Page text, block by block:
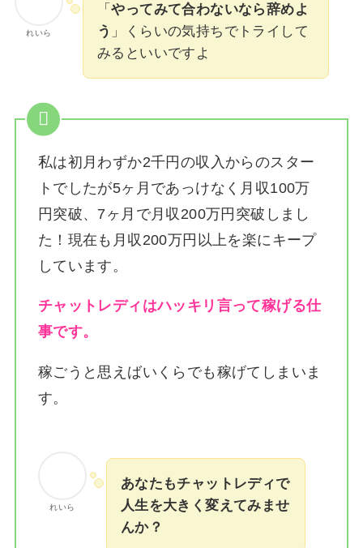
れいら
「やってみて合わないなら辞めよ
う 」くらいの気持ちでトライして
みるといいですよ
私は初月わずか2千円の収入からのスター
トでしたが5ヶ月であっけなく月収100万
円突破、7ヶ月で月収200万円突破しまし
た！ 現在も月収200万円以上を楽にキープ
しています。
チャットレディはハッキリ言って稼げる仕
事です。
稼ごうと思えばいくらでも稼げてしまいま
す。
れいら
あなたもチャットレディで
人生を大きく変えてみませ
んか？